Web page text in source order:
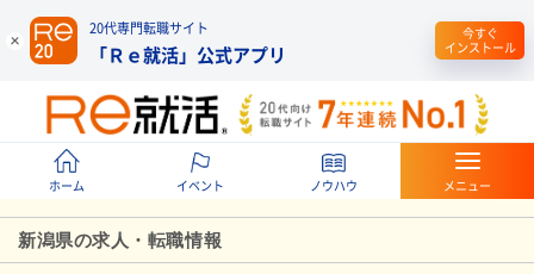
20代専門転職サイト
「Ｒｅ就活」公式アプリ
今すぐ
インストール
ホーム イベント ノウハウ メニュー
新潟県の求人・転職情報